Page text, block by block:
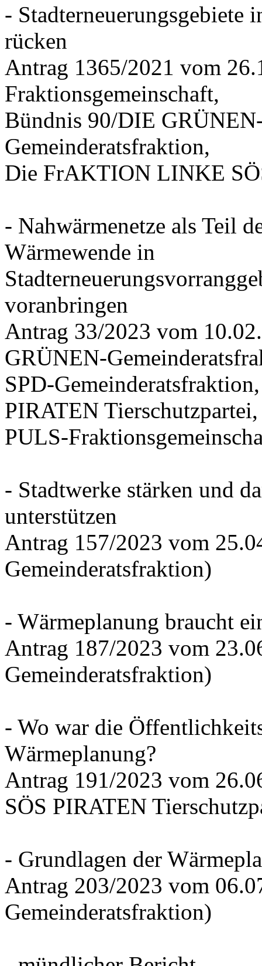
- Stadterneuerungsgebiete
rücken
Antrag 1365/2021 vom
Fraktionsgemeinschaft,
Bündnis 90/DIE
Gemeinderatsfraktion,
Die FrAKTION LINKE
- Nahwärmenetze als Teil
Wärmewende in
voranbringen
Antrag 33/2023 vom
GRÜNEN-
SPD-
PIRATEN Tierschutzpartei,
PULS-
- Stadtwerke stärken und
unterstützen
Antrag 157/2023 vom
Gemeinderatsfraktion)
- Wärmeplanung braucht
Antrag 187/2023 vom
Gemeinderatsfraktion)
- Wo war die
Wärmeplanung?
Antrag 191/2023 vom
SÖS PIRATEN
- Grundlagen der
Antrag 203/2023 vom
Gemeinderatsfraktion)